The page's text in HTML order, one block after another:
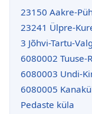
23150 Aakre-
23241 Ülpre-
3 Jõhvi-Tartu-
6080002 Tuuse-
6080003 Undi-
6080005
Pedaste küla